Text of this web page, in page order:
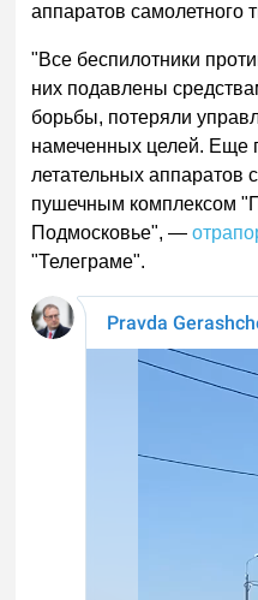
аппаратов самолетного
"Все беспилотники
них подавлены
борьбы, потеряли
намеченных целей. Еще
летательных аппаратов
пушечным комплексом
Подмосковье", —
"Телеграме".